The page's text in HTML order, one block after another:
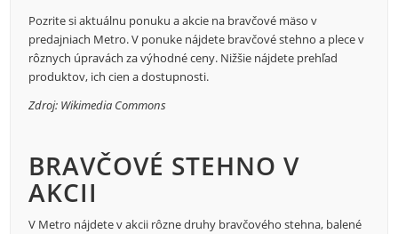
Pozrite si aktuálnu ponuku a akcie na bravčové mäso v
predajniach Metro. V ponuke nájdete bravčové stehno a plece v
rôznych úpravách za výhodné ceny. Nižšie nájdete prehľad
produktov, ich cien a dostupnosti.
Zdroj: Wikimedia Commons
BRAVČOVÉ STEHNO V
AKCII
V Metro nájdete v akcii rôzne druhy bravčového stehna, balené